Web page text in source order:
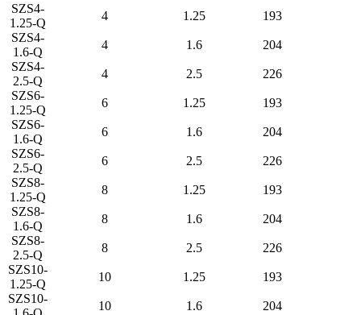
SZS4-
1.25-Q
4 1.25
193
SZS4-
1.6-Q
4 1.6
204
SZS4-
2.5-Q
4 2.5
226
SZS6-
1.25-Q
6 1.25
193
SZS6-
1.6-Q
6 1.6
204
SZS6-
2.5-Q
6 2.5
226
SZS8-
1.25-Q
8 1.25
193
SZS8-
1.6-Q
8 1.6
204
SZS8-
2.5-Q
8 2.5
226
SZS10-
1.25-Q
10 1.25
193
SZS10-
10 1.6
204